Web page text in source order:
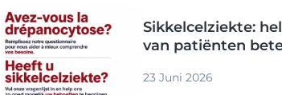
Image
Sikkelcelziekte:
van patiënten
23 Juni 2026